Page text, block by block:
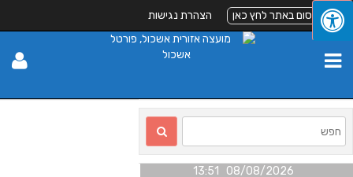
לפרסום באתר לחץ כאן הצהרת נגישות
08/08/2026 13:51